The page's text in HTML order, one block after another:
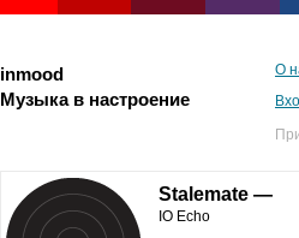
inmood
Музыка в настроение
О
Stalemate —
IO Echo